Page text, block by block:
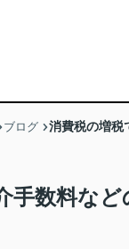
ブログ 消費税の増税
手数料な